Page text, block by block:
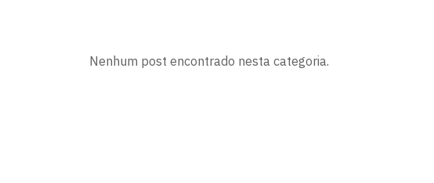
Nenhum post encontrado nesta categoria.